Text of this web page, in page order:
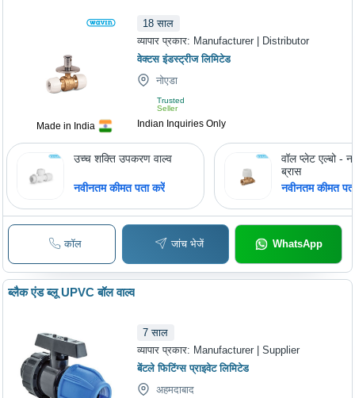
Made in India
18 साल
व्यापार प्रकार: Manufacturer | Distributor
वेक्टस इंडस्ट्रीज लिमिटेड
नोएडा
Trusted
Seller
Indian Inquiries Only
उच्च शक्ति उपकरण वाल्व
नवीनतम कीमत पता करें
वॉल प्लेट एल्बो -
ब्रास
नवीनतम कीमत
कॉल जांच भेजें WhatsApp
ब्लैक एंड ब्लू UPVC बॉल वाल्व
7 साल
व्यापार प्रकार: Manufacturer | Supplier
बेंटले फिटिंग्स प्राइवेट लिमिटेड
अहमदाबाद